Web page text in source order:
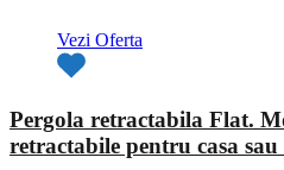
Vezi Oferta
Pergola retractabila Flat.
retractabile pentru casa